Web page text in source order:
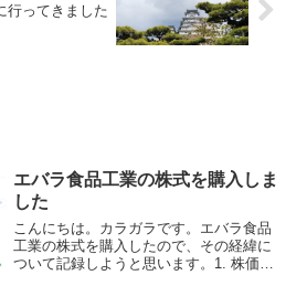
行ってきました
エバラ食品工業の株式を購入しま
した
こんにちは。カラガラです。エバラ食品
工業の株式を購入したので、その経緯に
ついて記録しようと思います。1. 株価が